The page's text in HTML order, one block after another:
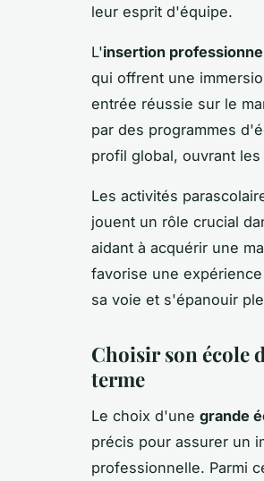
leur esprit d'équipe.
L'insertion
qui offrent une
entrée réussie sur le
par des programmes
profil global, ouvrant
Les activités
jouent un rôle crucial
aidant à acquérir une
favorise une
sa voie et s'épanouir
Choisir son école
terme
Le choix d'une grande
précis pour assurer un
professionnelle. Parmi